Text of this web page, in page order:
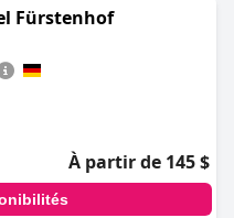
Fürstenhof
À partir de 145 $